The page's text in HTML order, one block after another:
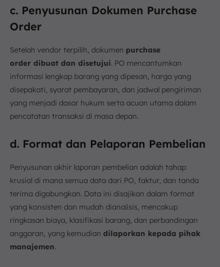
c. Penyusunan Dokumen Purchase
Order
Setelah vendor terpilih, dokumen purchase
order dibuat dan disetujui. PO mencantumkan
informasi lengkap barang yang dipesan, harga yang
disepakati, syarat pembayaran, dan jadwal pengiriman
yang menjadi dasar hukum serta acuan utama dalam
pencatatan transaksi di masa depan.
d. Format dan Pelaporan Pembelian
Penyusunan akhir laporan pembelian adalah tahap
krusial di mana semua data dari PO, faktur, dan tanda
terima digabungkan. Data ini disajikan dalam format
yang konsisten dan mudah dianalisis, mencakup
ringkasan biaya, klasifikasi barang, dan perbandingan
anggaran, yang kemudian dilaporkan kepada pihak
manajemen.